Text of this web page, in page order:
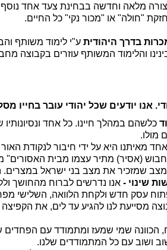
בצורה מלאה וחדשה בבחינת צעד אחד
"חולה" או "מכור נקי" כל החיים.
בדרך היהודית ע"י לימוד משותף
והלימוד המשותף עוזרים בקבוצה
אנו יודעים שכל יהודי עובר בחייו
כלשהם במהלך חיינו. כל אחד
מולו.
מאיתנו היא על ידי חיבור לנקודת
חבוש (אסיר) מתיר עצמו מבית
במצב שמזכיר את מצב בני ישראל
שינוי - אנו נדרשים לברוח מהחושך
עסק חדש ולקחת הלוואה, השלישי
מסייעת לנו להגיע עד לים, את
הכוונה שמי שמעז ומתמודד עם הפחדים
ושוב עם כל המתמודדים שלנו.